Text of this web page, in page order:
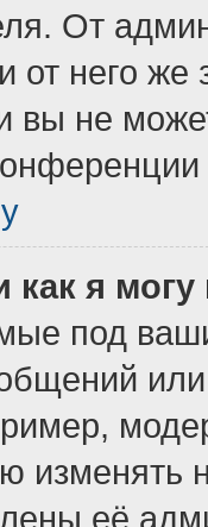
От
от него же
вы не
как я
под
изменять
её